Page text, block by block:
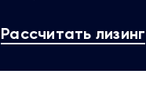
Рассчитать лизинг